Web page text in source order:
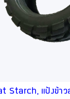
Starch, แป้งข้าว